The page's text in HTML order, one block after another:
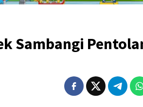
Sambangi